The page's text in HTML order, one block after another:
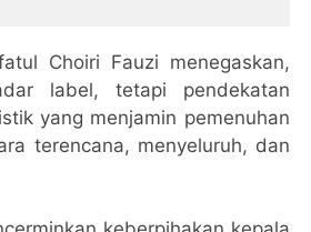
Choiri Fauzi menegaskan,
label, tetapi pendekatan
yang menjamin pemenuhan
terencana, menyeluruh, dan